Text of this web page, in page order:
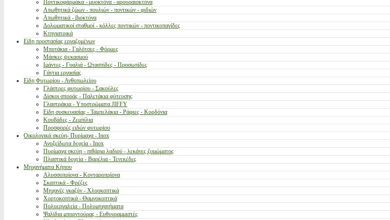
Ποντικοφάρμακα - μυοκτόνα - αρουραιοκτόνα
Απωθητικά ζώων - πουλιών - ποντικών - φιδιών
Απωθητικά - βιοκτόνα
Δολωματικοί σταθμοί - κόλλες ποντικών - ποντικοπαγίδες
Κτηνιατρικά
Είδη προστασίας εργαζομένων
Μποτάκια - Γαλότσες - Φόρμες
Μάσκες ψεκασμού
Ιμάντες - Γυαλιά - Ωτασπίδες - Προσωπίδες
Γάντια εργασίας
Είδη Φυτωρίου - Ανθοπωλείου
Γλάστρες φυτωρίου - Σακούλες
Δίσκοι σποράς - Παλετάκια φύτευσης
Γλαστράκια - Υποστρώματα JIFFY
Είδη συσκευασίας - Ταμπελάκια - Ράφιες - Κορδόνια
Κουβάδες - Ζεμπίλια
Προσφορές ειδών φυτωρίου
Οικολογικά σκεύη- Πυρίμαχα - Inox
Ανοξείδωτα δοχεία - Inox
Πυρίμαχα σκεύη - πιθάρια λαδιού - λεκάνες ζυμώματος
Πλαστικά δοχεία - Βαρέλια - Τενεκέδες
Μηχανήματα Κήπου
Αλυσσοπρίονα - Κονταροπρίονα
Σκαπτικά - Φρέζες
Μηχανές γκαζόν - Χλοοκοπτικά
Χορτοκοπτικά - Θαμνοκοπτικά
Πολυεργαλεία - Πολυμηχανήματα
Ψαλίδια μπορντούρας - Ευθυγραμμιστές